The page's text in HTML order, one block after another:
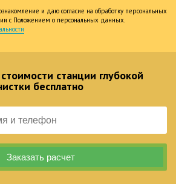
и даю согласие на обработку персональных
с Положением о персональных данных.
станции глубокой
бесплатно